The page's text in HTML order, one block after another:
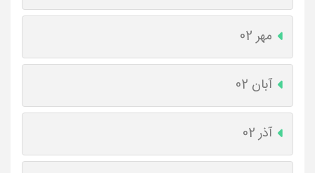
مهر 02
آبان 02
آذر 02